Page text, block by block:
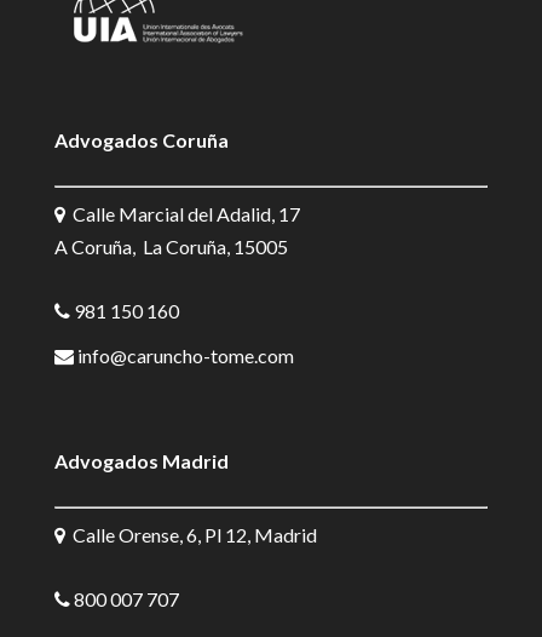
Advogados Coruña
Calle Marcial del Adalid, 17
A Coruña, La Coruña, 15005
981 150 160
info@caruncho-tome.com
Advogados Madrid
Calle Orense, 6, Pl 12, Madrid
800 007 707